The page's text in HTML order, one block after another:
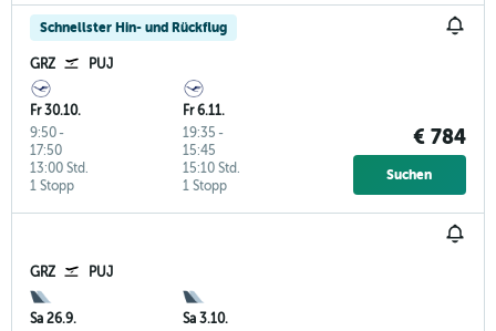
Schnellster Hin- und Rückflug
GRZ PUJ
Fr 30.10.
9:50-
17:50
1 Stopp
13:00 Std.
Fr 6.11.
19:35 -
15:45
1 Stopp
15:10 Std.
€ 784
Suchen
GRZ PUJ
Sa 26.9.
Sa 3.10.